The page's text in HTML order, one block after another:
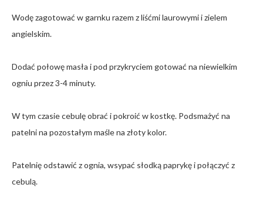
Wodę zagotować w garnku razem z liśćmi laurowymi i zielem
angielskim.
Dodać połowę masła i pod przykryciem gotować na niewielkim
ogniu przez 3-4 minuty.
W tym czasie cebulę obrać i pokroić w kostkę. Podsmażyć na
patelni na pozostałym maśle na złoty kolor.
Patelnię odstawić z ognia, wsypać słodką paprykę i połączyć z
cebulą.